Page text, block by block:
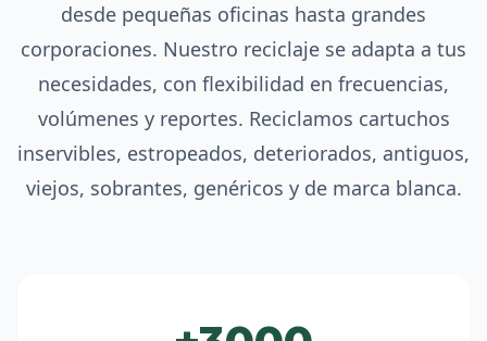
desde pequeñas oficinas hasta grandes
corporaciones. Nuestro reciclaje se adapta a tus
necesidades, con flexibilidad en frecuencias,
volúmenes y reportes. Reciclamos cartuchos
inservibles, estropeados, deteriorados, antiguos,
viejos, sobrantes, genéricos y de marca blanca.